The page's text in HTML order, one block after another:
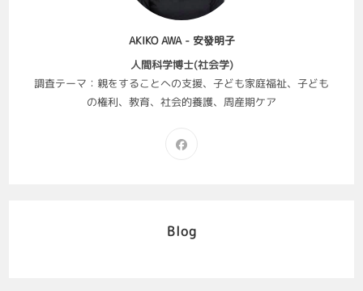
AKIKO AWA - 安發明子
人間科学博士(社会学)
調査テーマ：親をすることへの支援、子ども家庭福祉、子ども
の権利、教育、社会的養護、周産期ケア
Blog